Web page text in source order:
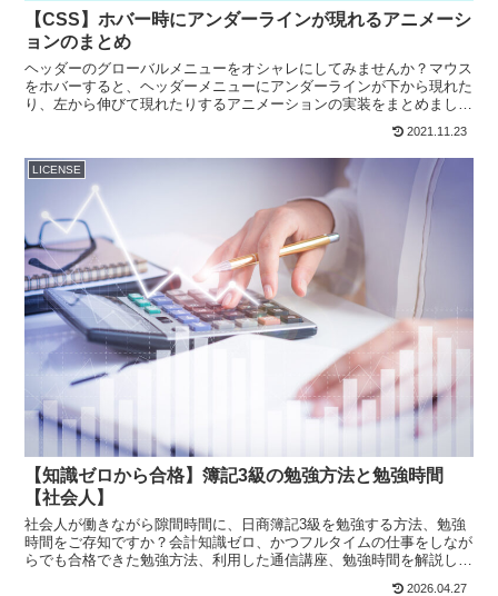
【CSS】ホバー時にアンダーラインが現れるアニメーシ
ョンのまとめ
ヘッダーのグローバルメニューをオシャレにしてみませんか？マウス
をホバーすると、ヘッダーメニューにアンダーラインが下から現れた
り、左から伸びて現れたりするアニメーションの実装をまとめまし
た。ヘッダーをオシャレにしたい方は是非記事をご覧ください。
2021.11.23
LICENSE
【知識ゼロから合格】簿記3級の勉強方法と勉強時間
【社会人】
社会人が働きながら隙間時間に、日商簿記3級を勉強する方法、勉強
時間をご存知ですか？会計知識ゼロ、かつフルタイムの仕事をしなが
らでも合格できた勉強方法、利用した通信講座、勉強時間を解説しま
2026.04.27